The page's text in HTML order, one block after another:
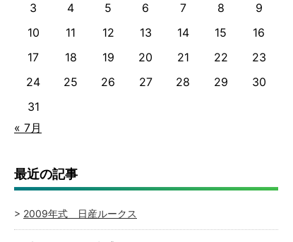
3
4 5 6 7 8
9
10
11 12 13 14 15
16
17
18 19 20 21 22
23
24
25 26 27 28 29
30
31
« 7月
最近の記事
2009年式 日産ルークス